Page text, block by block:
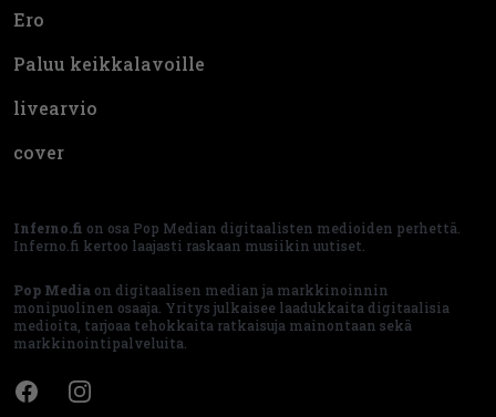
Ero
Paluu keikkalavoille
livearvio
cover
Inferno.fi on osa Pop Median digitaalisten medioiden perhettä.
Inferno.fi kertoo laajasti raskaan musiikin uutiset.
Pop Media on digitaalisen median ja markkinoinnin
monipuolinen osaaja. Yritys julkaisee laadukkaita digitaalisia
medioita, tarjoaa tehokkaita ratkaisuja mainontaan sekä
markkinointipalveluita.
FacebookInstagram